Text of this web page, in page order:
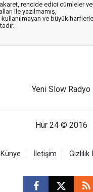
rencide edici cümleler
ile yazılmamış,
ve büyük
Yeni Slow Radyo
Hür 24 © 2016
Künye İletişim Gizlilik